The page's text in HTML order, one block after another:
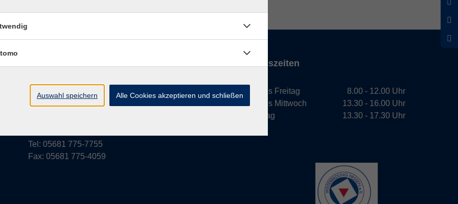
Barrierefreiheit Widerruf
Parkstraße 6
34576 Homberg (Efze)
Tel: 05681 775-7755
Fax: 05681 775-4059
Öffnungszeiten
Montag bis Freitag
Montag bis Mittwoch
Donnerstag
8.00 - 12.00 Uhr
13.30 - 16.00 Uhr
13.30 - 17.30 Uhr
Auswahl speichern Alle Cookies akzeptieren und schließen